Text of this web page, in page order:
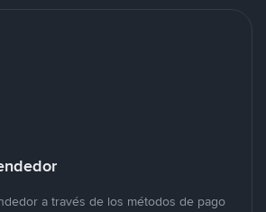
a través de los métodos de pago